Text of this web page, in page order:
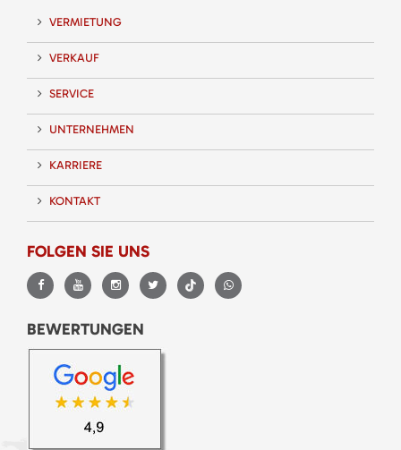
VERMIETUNG
VERKAUF
SERVICE
UNTERNEHMEN
KARRIERE
KONTAKT
FOLGEN SIE UNS
BEWERTUNGEN